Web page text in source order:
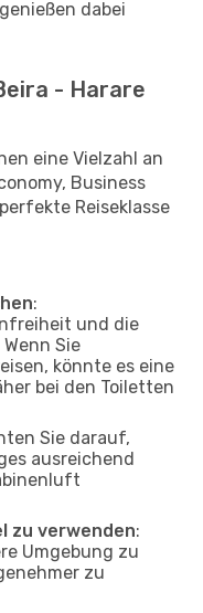
dabei
- Harare
eine Vielzahl an
Business
Reiseklasse
:
und die
Sie
könnte es eine
bei den Toiletten
Sie darauf,
ausreichend
zu verwenden:
Umgebung zu
zu